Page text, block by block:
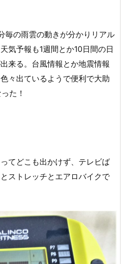
毎の雨雲の動きが分かりリアル
気予報も1週間とか10日間の日
来る。台風情報とか地震情報
々出ているようで便利で大助
た！
てどこも出かけず、テレビば
ストレッチとエアロバイクで